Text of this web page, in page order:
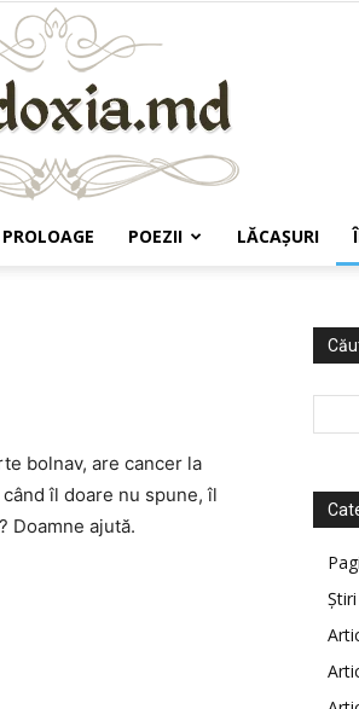
PROLOAGE POEZII LĂCAŞURI
bolnav, are cancer la
îl doare nu spune, îl
Doamne ajută.